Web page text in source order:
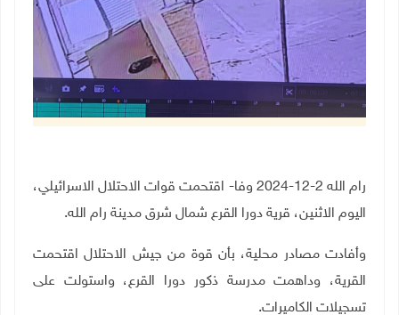
رام الله 2-12-2024 وفا- اقتحمت قوات الاحتلال الاسرائيلي،
اليوم الاثنين، قرية دورا القرع شمال شرق مدينة رام الله.
وأفادت مصادر محلية، بأن قوة من جيش الاحتلال اقتحمت
القرية، وداهمت مدرسة ذكور دورا القرع، واستولت على
تسجيلات الكاميرات.